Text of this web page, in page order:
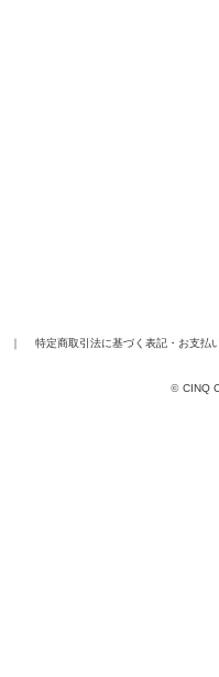
｜ 特定商取引法に基づく表記 ・ お支払
© CINQ